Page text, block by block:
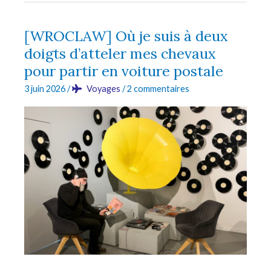
le
château
de
Barbie
Polonaise
[WROCLAW] Où je suis à deux
doigts d’atteler mes chevaux
pour partir en voiture postale
3 juin 2026/ Voyages /2 commentaires